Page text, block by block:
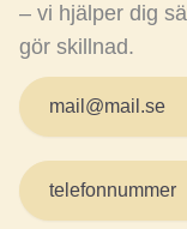
– vi hjälper dig
gör skillnad.